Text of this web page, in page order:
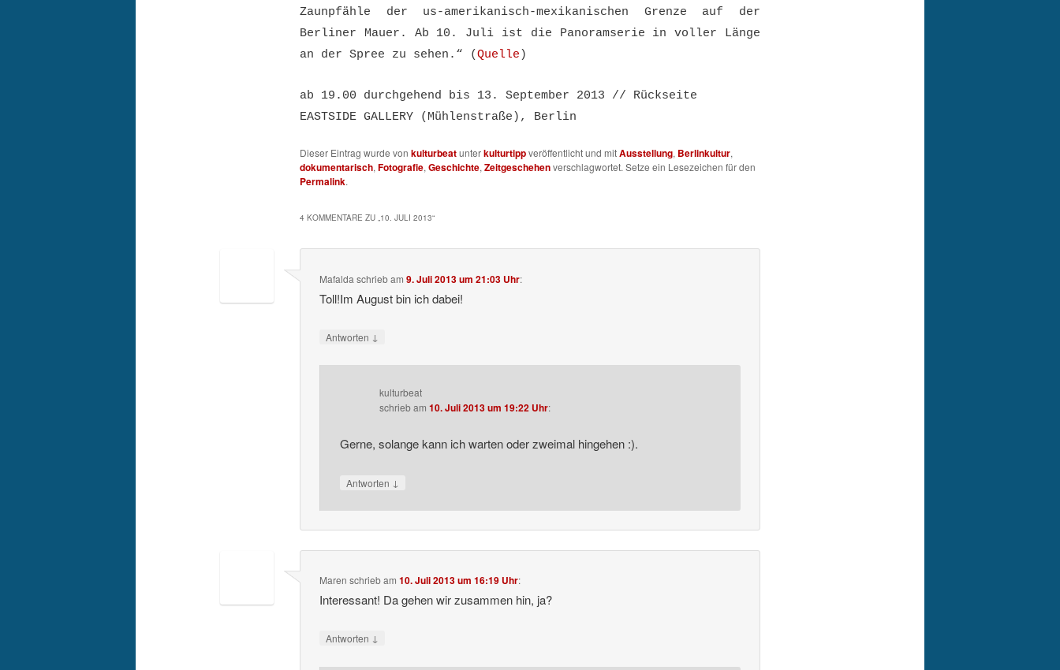
Zaunpfähle der us-amerikanisch-mexikanischen Grenze auf der
Berliner Mauer. Ab 10. Juli ist die Panoramserie in voller Länge
an der Spree zu sehen.“ (Quelle )
ab 19.00 durchgehend bis 13. September 2013 // Rückseite
EASTSIDE GALLERY (Mühlenstraße), Berlin
Dieser Eintrag wurde von kulturbeatunterkulturtippveröffentlicht und mitAusstellung, Berlinkultur,
dokumentarisch, Fotografie, Geschichte, Zeitgeschehenverschlagwortet. Setze ein Lesezeichen für den
Permalink.
4 KOMMENTARE ZU „10. JULI 2013“
Mafalda schriebam9. Juli 2013 um 21:03 Uhr:
Toll!Im August bin ich dabei!
Antworten ↓
kulturbeat
schriebam 10. Juli 2013 um 19:22 Uhr:
Gerne, solange kann ich warten oder zweimal hingehen :).
Antworten ↓
Maren schriebam10. Juli 2013 um 16:19 Uhr:
Interessant! Da gehen wir zusammen hin, ja?
Antworten ↓